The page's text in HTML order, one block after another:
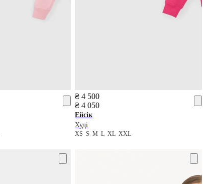
₴ 4 500
₴ 4 050
Ейсік
Худі
XS S M L XL XXL